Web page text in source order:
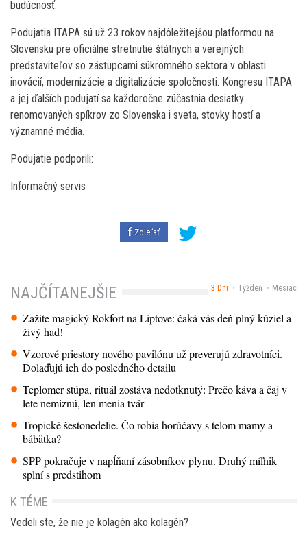
budúcnosť.
Podujatia ITAPA sú už 23 rokov najdôležitejšou platformou na
Slovensku pre oficiálne stretnutie štátnych a verejných
predstaviteľov so zástupcami súkromného sektora v oblasti
inovácií, modernizácie a digitalizácie spoločnosti. Kongresu ITAPA
a jej ďalších podujatí sa každoročne zúčastnia desiatky
renomovaných spíkrov zo Slovenska i sveta, stovky hostí a
významné média.
Podujatie podporili:
Informačný servis
Zdieľať
3 Dni Týždeň Mesiac
NAJČÍTANEJŠIE
Zažite magický Rokfort na Liptove: čaká vás deň plný kúziel a
živý had!
Vzorové priestory nového pavilónu už preverujú zdravotníci.
Dolaďujú ich do posledného detailu
Teplomer stúpa, rituál zostáva nedotknutý: Prečo káva a čaj v
lete nemiznú, len menia tvár
Tropické šestonedelie. Čo robia horúčavy s telom mamy a
bábätka?
SPP pokračuje v napĺňaní zásobníkov plynu. Druhý míľnik
splní s predstihom
K TÉME
Vedeli ste, že nie je kolagén ako kolagén?